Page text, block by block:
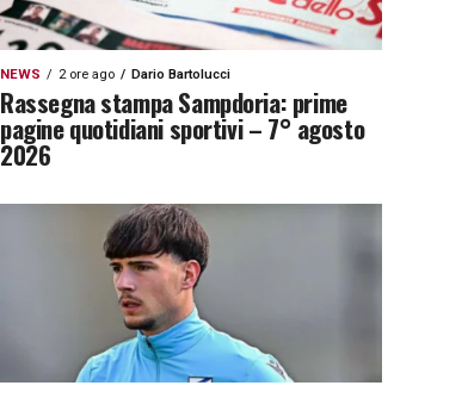
NEWS 2 ore ago Dario Bartolucci
Rassegna stampa Sampdoria: prime
pagine quotidiani sportivi – 7° agosto
2026